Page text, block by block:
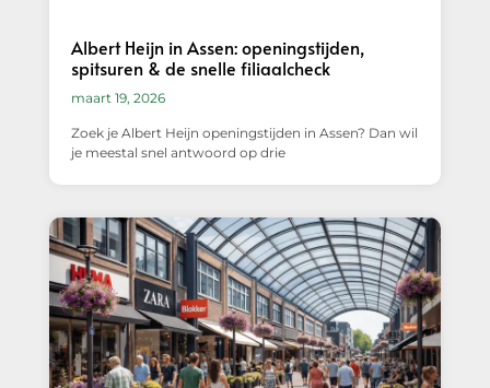
Albert Heijn in Assen: openingstijden,
spitsuren & de snelle filiaalcheck
maart 19, 2026
Zoek je Albert Heijn openingstijden in Assen? Dan wil
je meestal snel antwoord op drie